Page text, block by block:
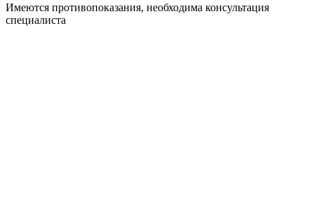
Имеются противопоказания, необходима консультация
специалиста